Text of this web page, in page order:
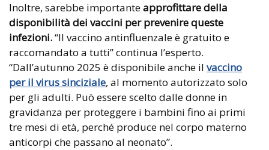
Inoltre, sarebbe importanteapprofittare della
disponibilità dei vaccini per prevenire queste
infezioni.“Il vaccino antinfluenzale è gratuito e
raccomandato a tutti” continua l’esperto.
“Dall’autunno 2025 è disponibile anche il vaccino
per il virus sinciziale, al momento autorizzato solo
per gli adulti. Può essere scelto dalle donne in
gravidanza per proteggere i bambini fino ai primi
tre mesi di età, perché produce nel corpo materno
anticorpi che passano al neonato”.